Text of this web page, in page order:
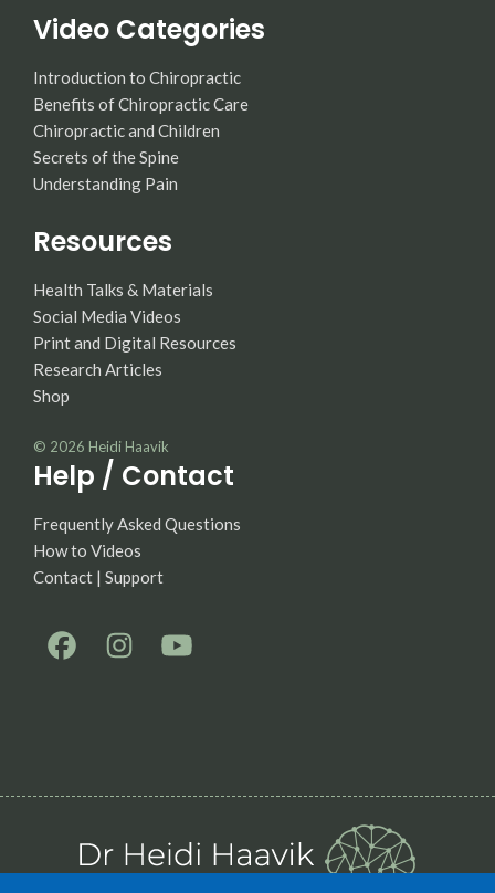
Video Categories
Introduction to Chiropractic
Benefits of Chiropractic Care
Chiropractic and Children
Secrets of the Spine
Understanding Pain
Resources
Health Talks & Materials
Social Media Videos
Print and Digital Resources
Research Articles
Shop
© 2026 Heidi Haavik
Help / Contact
Frequently Asked Questions
How to Videos
Contact | Support